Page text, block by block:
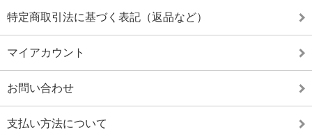
特定商取引法に基づく表記（返品など）
マイアカウント
お問い合わせ
支払い方法について